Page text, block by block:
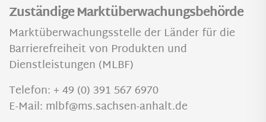
Zuständige Marktüberwachungsbehörde
Marktüberwachungsstelle der Länder für die
Barrierefreiheit von Produkten und
Dienstleistungen (MLBF)
Telefon: + 49 (0) 391 567 6970
E-Mail: mlbf@ms.sachsen-anhalt.de